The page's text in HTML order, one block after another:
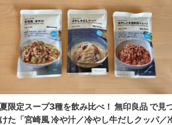
夏限定スープ3種を飲み比べ！ 無印良品 で見
けた「宮崎風 冷や汁／冷やし牛だしクッパ／